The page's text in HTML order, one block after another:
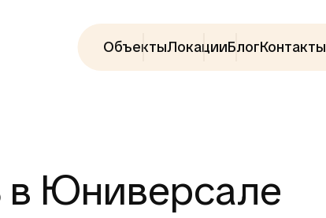
ОбъектыЛокацииБлогКонтакты
Юниверсале